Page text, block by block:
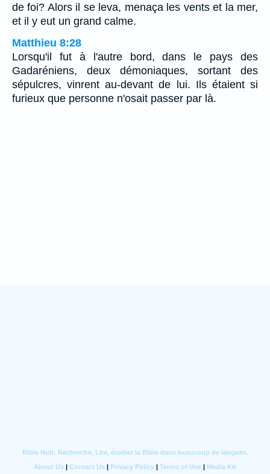
de foi? Alors il se leva, menaça les vents et la mer,
et il y eut un grand calme.
Matthieu 8:28
Lorsqu'il fut à l'autre bord, dans le pays des
Gadaréniens, deux démoniaques, sortant des
sépulcres, vinrent au-devant de lui. Ils étaient si
furieux que personne n'osait passer par là.